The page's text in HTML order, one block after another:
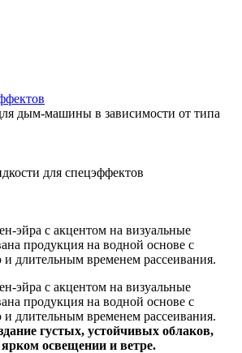
дым-машины в зависимости от типа
для спецэффектов
эйра с акцентом на визуальные
продукция на водной основе с
длительным временем рассеивания.
эйра с акцентом на визуальные
продукция на водной основе с
длительным временем рассеивания.
густых, устойчивых облаков,
освещении и ветре.